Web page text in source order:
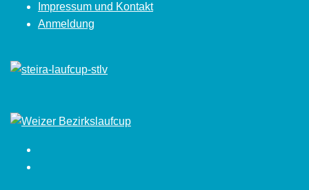
Impressum und Kontakt
Anmeldung